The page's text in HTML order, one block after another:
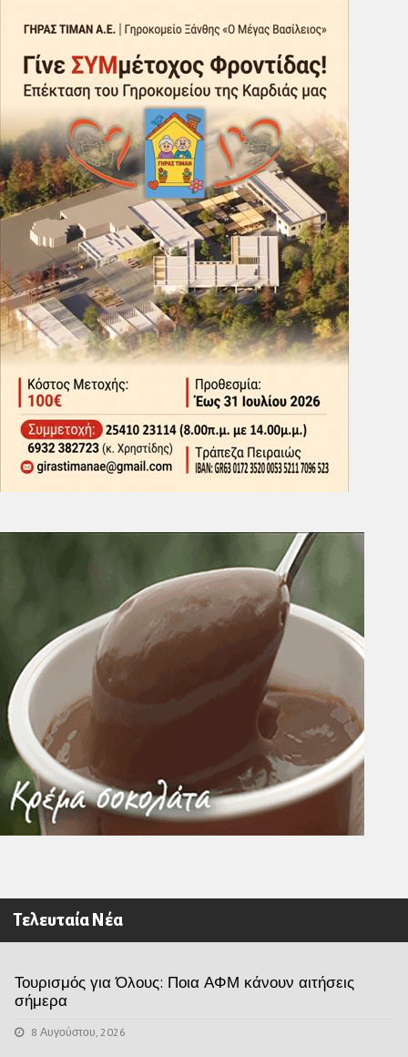
Τελευταία Νέα
Τουρισμός για Όλους: Ποια ΑΦΜ κάνουν αιτήσεις
σήμερα
8 Αυγούστου, 2026